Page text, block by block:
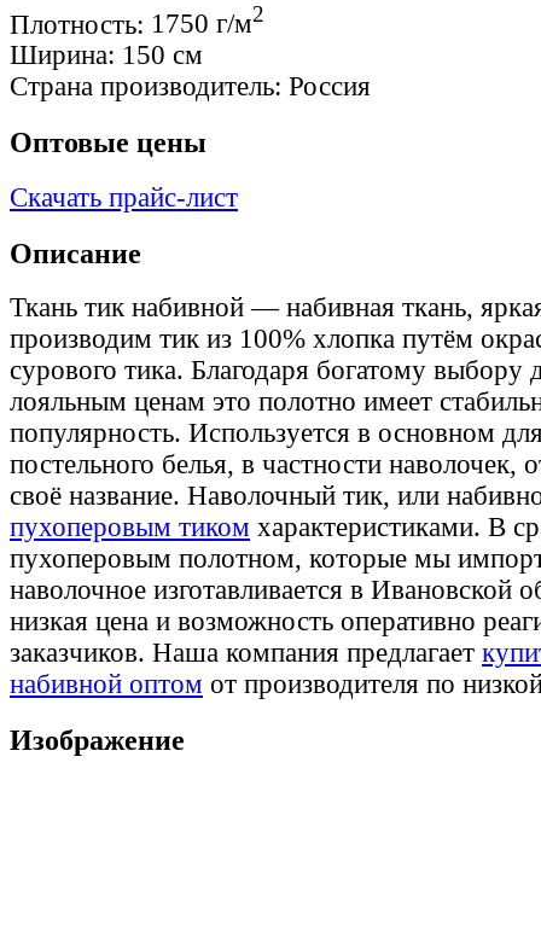
Плотность: 1750 г/м2
Ширина: 150 см
Страна производитель: Россия
Оптовые цены
Скачать прайс-лист
Описание
Ткань тик набивной — набивная ткань,
производим тик из 100% хлопка путём
сурового тика. Благодаря богатому выбору
лояльным ценам это полотно имеет
популярность. Используется в основном
постельного белья, в частности наволочек,
своё название. Наволочный тик, или
пухоперовым тиком характеристиками. В
пухоперовым полотном, которые мы
наволочное изготавливается в Ивановской
низкая цена и возможность оперативно
заказчиков. Наша компания предлагает
набивной оптом от производителя по
Изображение